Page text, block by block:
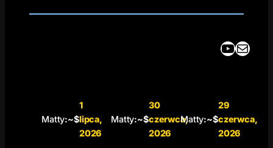
YouTube Mail
Matty:~$
1
lipca,
2026
Matty:~$
30
czerwca,
2026
Matty:~$
29
czerwca,
2026